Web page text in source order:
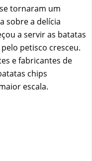
tornaram um
sobre a delícia
a servir as batatas
petisco cresceu.
e fabricantes de
chips
escala.